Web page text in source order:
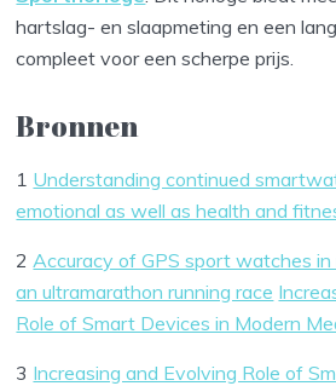
hartslag- en slaapmeting en een
compleet voor een scherpe prijs.
Bronnen
1 Understanding continued
emotional as well as health and
2 Accuracy of GPS sport watches in
an ultramarathon running race
Role of Smart Devices in Modern
3 Increasing and Evolving Role of